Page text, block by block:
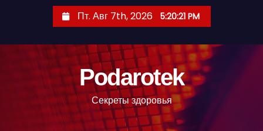
Пт. Авг 7th, 2026 5:20:22 PM
Podarotek
Секреты здоровья